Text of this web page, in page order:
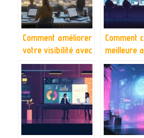
Comment améliorer
votre visibilité avec
une agence de
communication
internet à
Bordeaux
Comment
meilleure
pour
votre
naturel ?